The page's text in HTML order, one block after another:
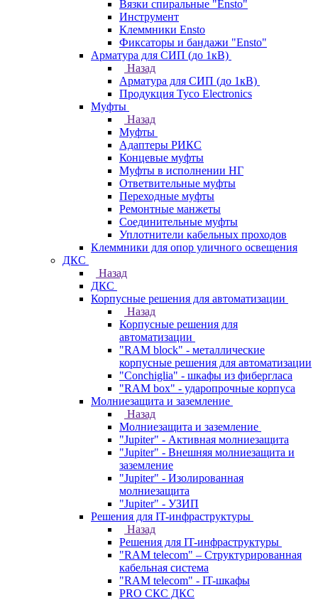
Вязки спиральные "Ensto"
Инструмент
Клеммники Ensto
Фиксаторы и бандажи "Ensto"
Арматура для СИП (до 1кВ)
Назад
Арматура для СИП (до 1кВ)
Продукция Tyco Electronics
Муфты
Назад
Муфты
Адаптеры РИКС
Концевые муфты
Муфты в исполнении НГ
Ответвительные муфты
Переходные муфты
Ремонтные манжеты
Соединительные муфты
Уплотнители кабельных проходов
Клеммники для опор уличного освещения
ДКС
Назад
ДКС
Корпусные решения для автоматизации
Назад
Корпусные решения для
автоматизации
"RAM block" - металлические
корпусные решения для автоматизации
"Conchiglia" - шкафы из фибергласа
"RAM box" - ударопрочные корпуса
Молниезащита и заземление
Назад
Молниезащита и заземление
"Jupiter" - Активная молниезащита
"Jupiter" - Внешняя молниезащита и
заземление
"Jupiter" - Изолированная
молниезащита
"Jupiter" - УЗИП
Решения для IT-инфраструктуры
Назад
Решения для IT-инфраструктуры
"RAM telecom" – Структурированная
кабельная система
"RAM telecom" - IT-шкафы
PRO СКС ДКС